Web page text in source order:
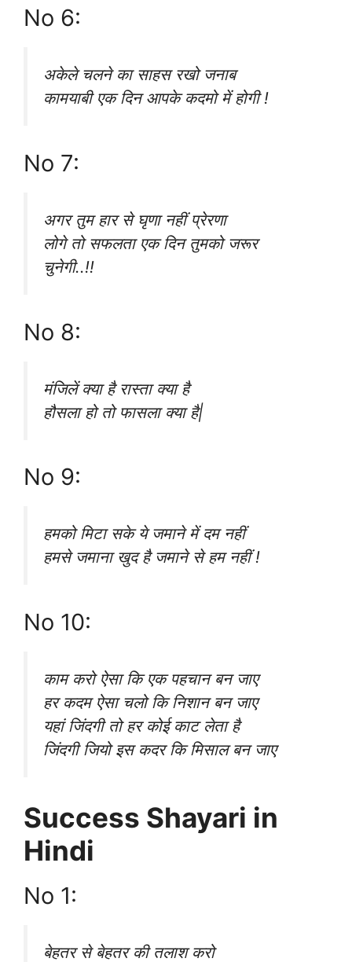
No 6:
अकेले चलने का साहस रखो जनाब
कामयाबी एक दिन आपके कदमो में होगी !
No 7:
अगर तुम हार से घृणा नहीं प्रेरणा
लोगे तो सफलता एक दिन तुमको जरूर
चुनेगी..!!
No 8:
मंजिलें क्या है रास्ता क्या है
हौसला हो तो फासला क्या है|
No 9:
हमको मिटा सके ये जमाने में दम नहीं
हमसे जमाना खुद है जमाने से हम नहीं !
No 10:
काम करो ऐसा कि एक पहचान बन जाए
हर कदम ऐसा चलो कि निशान बन जाए
यहां जिंदगी तो हर कोई काट लेता है
जिंदगी जियो इस कदर कि मिसाल बन जाए
Success Shayari in
Hindi
No 1:
बेहतर से बेहतर की तलाश करो